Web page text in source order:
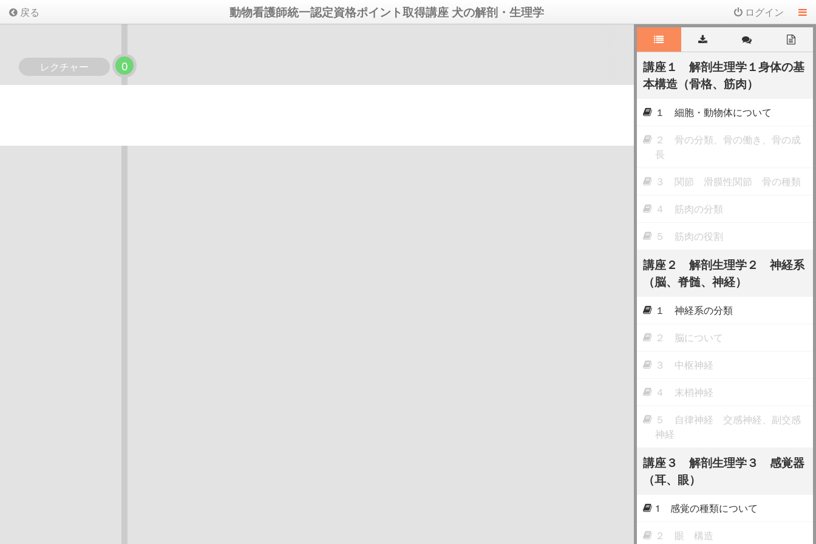
戻る 動物看護師統一認定資格ポイント取得講座 犬の解剖・生理学 ログイン
レクチャー 0
講座１ 解剖生理学１身体の基
本構造（骨格、筋肉）
１ 細胞・動物体について
２ 骨の分類、骨の働き、骨の成
長
３ 関節 滑膜性関節 骨の種類
４ 筋肉の分類
５ 筋肉の役割
講座２ 解剖生理学２ 神経系
（脳、脊髄、神経）
１ 神経系の分類
２ 脳について
３ 中枢神経
４ 末梢神経
５ 自律神経 交感神経、副交感
神経
講座３ 解剖生理学３ 感覚器
（耳、眼）
1 感覚の種類について
２ 眼 構造